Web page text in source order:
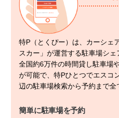
特P（とくぴー）は、カーシェ
スカー」が運営する駐車場シェ
全国約6万件の時間貸し駐車場
が可能で、特Pひとつでエスコ
辺の駐車場検索から予約まで全
簡単に駐車場を予約